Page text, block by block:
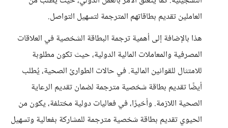
العاملين تقديم بطاقاتهم المترجمة لتسهيل التواصل.
هذا بالإضافة إلى أهمية ترجمة البطاقة الشخصية في العلاقات
المصرفية والمعاملات المالية الدولية، حيث تكون مطلوبة
للامتثال للقوانين المالية. في حالات الطوارئ الصحية، يُطلب
أيضًا تقديم بطاقة شخصية مترجمة لضمان تقديم الرعاية
الصحية اللازمة. وأخيرًا، في فعاليات دولية مختلفة، يكون من
الحيوي تقديم بطاقة شخصية مترجمة للمشاركة بفعالية وتسهيل